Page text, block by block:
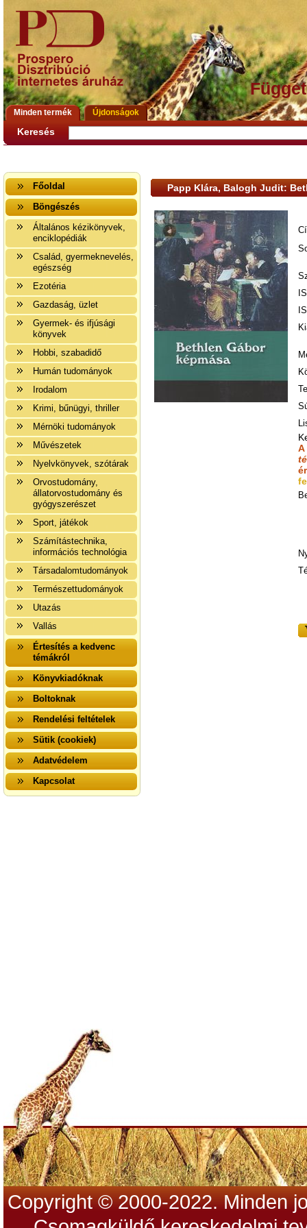
Minden termék Újdonságok
Keresés
Főoldal
Böngészés
Általános kézikönyvek,
enciklopédiák
Család, gyermeknevelés,
egészség
Ezotéria
Gazdaság, üzlet
Gyermek- és ifjúsági
könyvek
Hobbi, szabadidő
Humán tudományok
Irodalom
Krimi, bűnügyi, thriller
Mérnöki tudományok
Művészetek
Nyelvkönyvek, szótárak
Orvostudomány,
állatorvostudomány és
gyógyszerészet
Sport, játékok
Számítástechnika,
információs technológia
Társadalomtudományok
Természettudományok
Utazás
Vallás
Értesítés a kedvenc
témákról
Könyvkiadóknak
Boltoknak
Rendelési feltételek
Sütik (cookiek)
Adatvédelem
Kapcsolat
Papp Klára, Balogh Judit:
A
Copyright © 2000-2022. Minden